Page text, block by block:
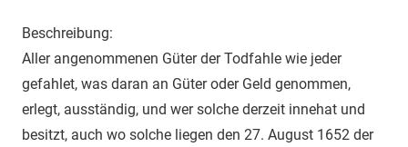
Beschreibung:
Aller angenommenen Güter der Todfahle wie jeder
gefahlet, was daran an Güter oder Geld genommen,
erlegt, ausständig, und wer solche derzeit innehat und
besitzt, auch wo solche liegen den 27. August 1652 der